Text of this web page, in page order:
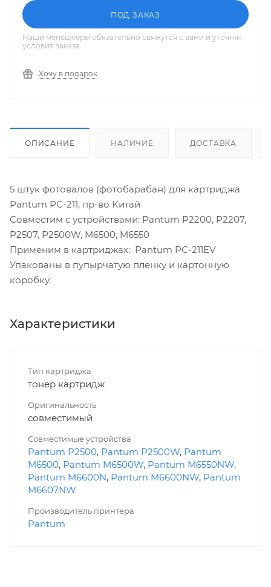
ПОД ЗАКАЗ
Наши менеджеры обязательно свяжутся с вами и уточнят
условия заказа
Хочу в подарок
ОПИСАНИЕ НАЛИЧИЕ ДОСТАВКА
5 штук фотовалов (фотобарабан) для картриджа
Pantum PC-211, пр-во Китай
Совместим с устройствами: Pantum P2200, P2207,
P2507, P2500W, M6500, M6550
Применим в картриджах: Pantum PC-211EV
Упакованы в пупырчатую пленку и картонную
коробку.
Характеристики
Тип картриджа
тонер картридж
Оригинальность
совместимый
Совместимые устройства
Pantum P2500, Pantum P2500W, Pantum
M6500, Pantum M6500W, Pantum M6550NW,
Pantum M6600N, Pantum M6600NW, Pantum
M6607NW
Производитель принтера
Pantum